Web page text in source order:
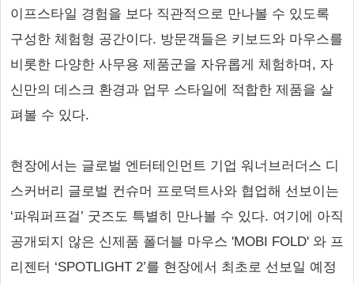
이프스타일 경험을 보다 직관적으로 만나볼 수 있도록
구성한 체험형 공간이다. 방문객들은 키보드와 마우스를
비롯한 다양한 사무용 제품군을 자유롭게 체험하며, 자
신만의 데스크 환경과 업무 스타일에 적합한 제품을 살
펴볼 수 있다.
현장에서는 글로벌 엔터테인먼트 기업 워너브러더스 디
스커버리 글로벌 컨슈머 프로덕트사와 협업해 선보이는
‘파워퍼프걸’ 굿즈도 특별히 만나볼 수 있다. 여기에 아직
공개되지 않은 신제품 폴더블 마우스 'MOBI FOLD' 와 프
리젠터 ‘SPOTLIGHT 2’를 현장에서 최초로 선보일 예정